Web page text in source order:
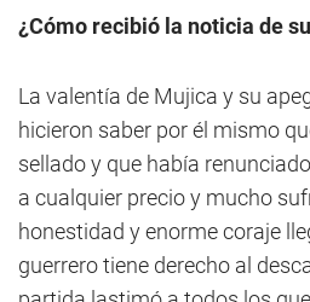
¿Cómo recibió la noticia de
La valentía de Mujica y su
hicieron saber por él mismo
sellado y que había
a cualquier precio y mucho
honestidad y enorme coraje
guerrero tiene derecho al